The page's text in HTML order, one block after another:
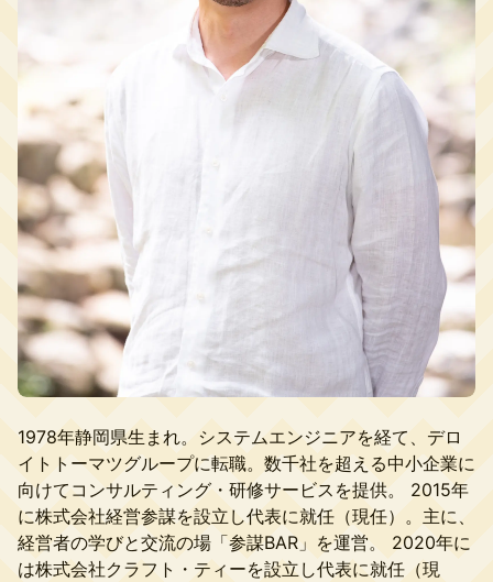
1978年静岡県生まれ。システムエンジニアを経て、デロ
イトトーマツグループに転職。数千社を超える中小企業に
向けてコンサルティング・研修サービスを提供。 2015年
に株式会社経営参謀を設立し代表に就任（現任）。主に、
経営者の学びと交流の場「参謀BAR」を運営。 2020年に
は株式会社クラフト・ティーを設立し代表に就任（現